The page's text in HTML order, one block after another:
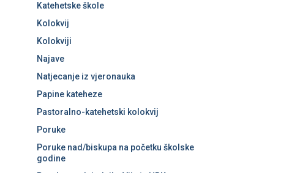
Katehetske škole
Kolokvij
Kolokviji
Najave
Natjecanje iz vjeronauka
Papine kateheze
Pastoralno-katehetski kolokvij
Poruke
Poruke nad/biskupa na početku školske
godine